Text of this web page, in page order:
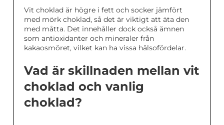
Vit choklad är högre i fett och socker jämfört
med mörk choklad, så det är viktigt att äta den
med måtta. Det innehåller dock också ämnen
som antioxidanter och mineraler från
kakaosmöret, vilket kan ha vissa hälsofördelar.
Vad är skillnaden mellan vit
choklad och vanlig
choklad?